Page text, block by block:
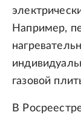
Например,
газовой
В